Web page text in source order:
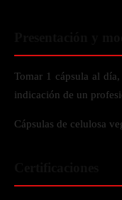
Tomar 1 cápsula al
indicación de un
Cápsulas de celulosa